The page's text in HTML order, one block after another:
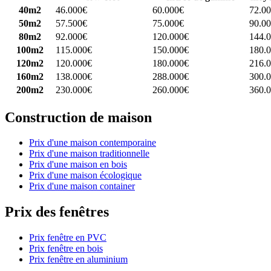
40m2
46.000€ 60.000€
50m2
57.500€ 75.000€
80m2
92.000€ 120.000€
100m2
115.000€ 150.000€
120m2
120.000€ 180.000€
160m2
138.000€ 288.000€
200m2
230.000€ 260.000€
Construction de maison
Prix d'une maison contemporaine
Prix d'une maison traditionnelle
Prix d'une maison en bois
Prix d'une maison écologique
Prix d'une maison container
Prix des fenêtres
Prix fenêtre en PVC
Prix fenêtre en bois
Prix fenêtre en aluminium